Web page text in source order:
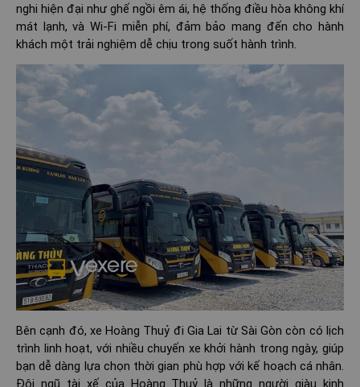
nghi hiện đại như ghế ngồi êm ái, hệ thống điều hòa không khí
mát lạnh, và Wi-Fi miễn phí, đảm bảo mang đến cho hành
khách một trải nghiệm dễ chịu trong suốt hành trình.
Bên cạnh đó, xe Hoàng Thuỷ đi Gia Lai từ Sài Gòn còn có lịch
trình linh hoạt, với nhiều chuyến xe khởi hành trong ngày, giúp
bạn dễ dàng lựa chọn thời gian phù hợp với kế hoạch cá nhân.